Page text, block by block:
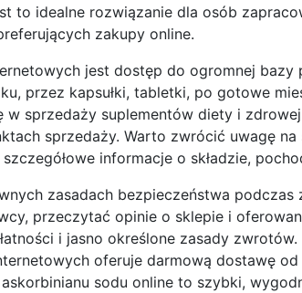
to idealne rozwiązanie dla osób
zakupy online.
jest dostęp do ogromnej
przez kapsułki, tabletki, po gotowe
w sprzedaży suplementów diety i
sprzedaży. Warto zwrócić uwagę
informacje o składzie,
zasadach bezpieczeństwa
przeczytać opinie o sklepie i
i jasno określone zasady
oferuje darmową dostawę
sodu online to szybki,